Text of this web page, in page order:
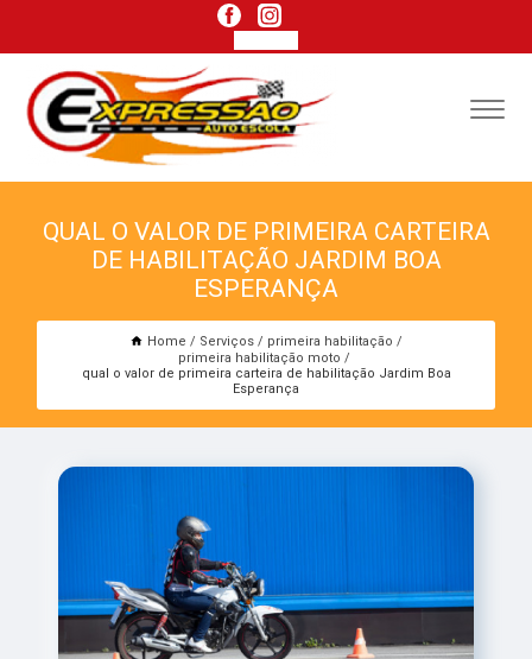
QUAL O VALOR DE PRIMEIRA CARTEIRA
DE HABILITAÇÃO JARDIM BOA
ESPERANÇA
Home Serviços
primeira habilitação
primeira habilitação moto
qual o valor de primeira carteira de habilitação Jardim Boa
Esperança